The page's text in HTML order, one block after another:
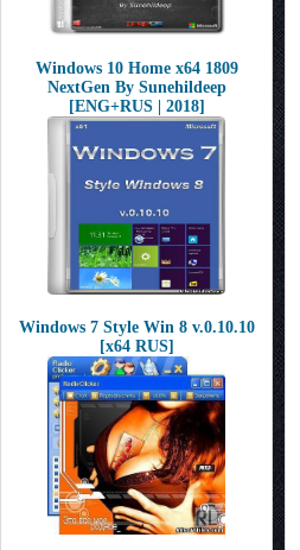
Windows 10 Home x64 1809
NextGen By Sunehildeep
[ENG+RUS | 2018]
Windows 7 Style Win 8 v.0.10.10
[x64 RUS]